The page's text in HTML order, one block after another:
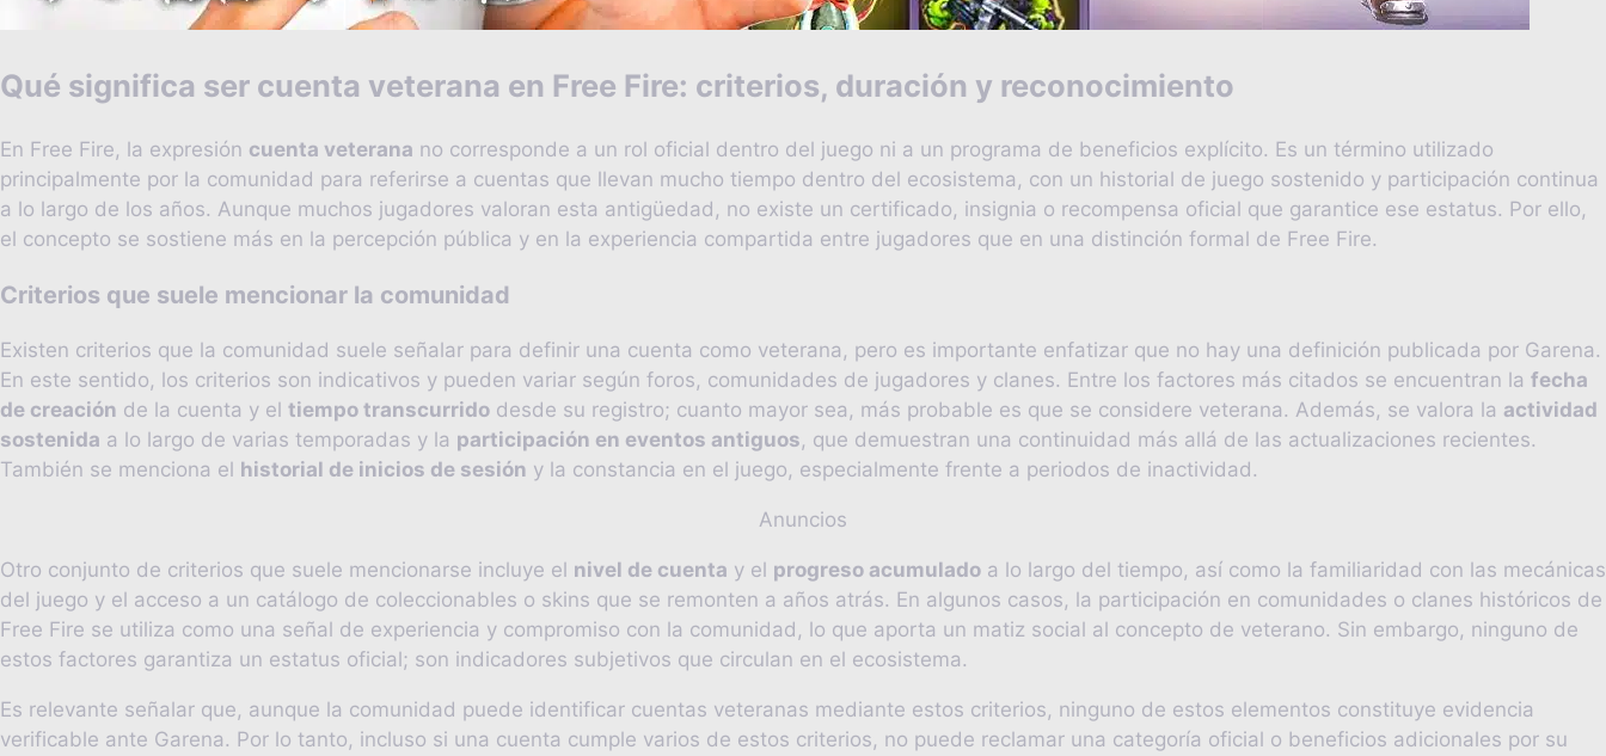
Qué significa ser cuenta veterana en Free Fire: criterios, duración y reconocimiento
En Free Fire, la expresión cuenta veterana no corresponde a un rol oficial dentro del juego ni a un programa de beneficios explícito. Es un término utilizado
principalmente por la comunidad para referirse a cuentas que llevan mucho tiempo dentro del ecosistema, con un historial de juego sostenido y participación continua
a lo largo de los años. Aunque muchos jugadores valoran esta antigüedad, no existe un certificado, insignia o recompensa oficial que garantice ese estatus. Por ello,
el concepto se sostiene más en la percepción pública y en la experiencia compartida entre jugadores que en una distinción formal de Free Fire.
Criterios que suele mencionar la comunidad
Existen criterios que la comunidad suele señalar para definir una cuenta como veterana, pero es importante enfatizar que no hay una definición publicada por Garena.
En este sentido, los criterios son indicativos y pueden variar según foros, comunidades de jugadores y clanes. Entre los factores más citados se encuentran la fecha
de creación de la cuenta y el tiempo transcurrido desde su registro; cuanto mayor sea, más probable es que se considere veterana. Además, se valora la actividad
sostenida a lo largo de varias temporadas y la participación en eventos antiguos, que demuestran una continuidad más allá de las actualizaciones recientes.
También se menciona el historial de inicios de sesión y la constancia en el juego, especialmente frente a periodos de inactividad.
Anuncios
Otro conjunto de criterios que suele mencionarse incluye el nivel de cuenta y el progreso acumulado a lo largo del tiempo, así como la familiaridad con las mecánicas
del juego y el acceso a un catálogo de coleccionables o skins que se remonten a años atrás. En algunos casos, la participación en comunidades o clanes históricos de
Free Fire se utiliza como una señal de experiencia y compromiso con la comunidad, lo que aporta un matiz social al concepto de veterano. Sin embargo, ninguno de
estos factores garantiza un estatus oficial; son indicadores subjetivos que circulan en el ecosistema.
Es relevante señalar que, aunque la comunidad puede identificar cuentas veteranas mediante estos criterios, ninguno de estos elementos constituye evidencia
verificable ante Garena. Por lo tanto, incluso si una cuenta cumple varios de estos criterios, no puede reclamar una categoría oficial o beneficios adicionales por su